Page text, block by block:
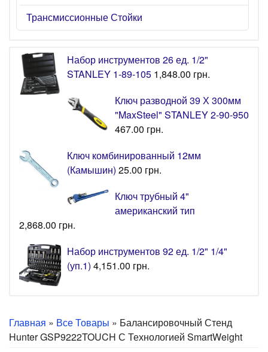
Трансмиссионные Стойки
Набор инструментов 26 ед. 1/2"
STANLEY 1-89-105 1,848.00 грн.
Ключ разводной 39 Х 300мм
"MaxSteel" STANLEY 2-90-950
467.00 грн.
Ключ комбинированный 12мм
(Камышин) 25.00 грн.
Ключ трубный 4"
американский тип
2,868.00 грн.
Набор инструментов 92 ед. 1/2" 1/4"
(уп.1) 4,151.00 грн.
Главная » Все Товары » Балансировочный Стенд
Hunter GSP9222TOUCH С Технологией SmartWeight